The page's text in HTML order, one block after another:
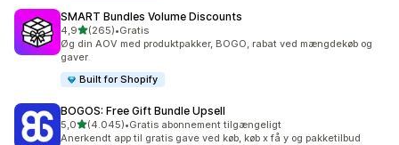
SMART Bundles Volume Discounts
4,9ud af 5 stjerner
(265)
265 anmeldelser i alt
•Gratis
Øg din AOV med produktpakker, BOGO, rabat ved mængdekøb og
gaver
Built for Shopify
BOGOS: Free Gift Bundle Upsell
5,0ud af 5 stjerner
(4.045)
4045 anmeldelser i alt
•Gratis abonnement tilgængeligt
Anerkendt app til gratis gave ved køb, køb x få y og pakketilbud